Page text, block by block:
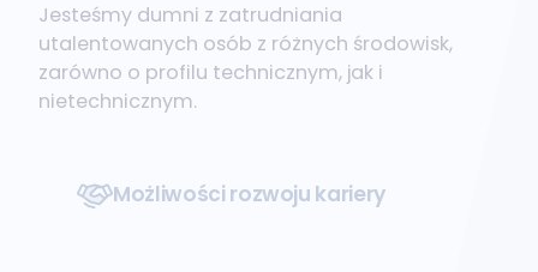
Jesteśmy dumni z zatrudniania
utalentowanych osób z różnych środowisk,
zarówno o profilu technicznym, jak i
nietechnicznym.
Możliwości rozwoju kariery